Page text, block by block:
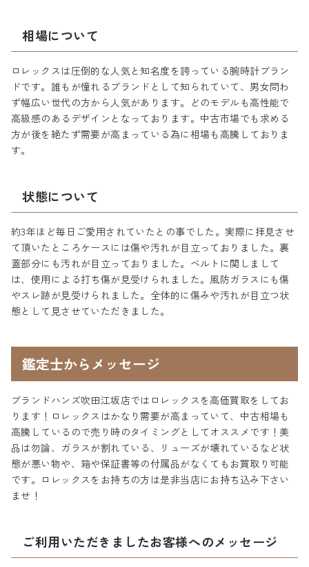
相場について
ロレックスは圧倒的な人気と知名度を誇っている腕時計ブラン
ドです。誰もが憧れるブランドとして知られていて、男女問わ
ず幅広い世代の方から人気があります。どのモデルも高性能で
高級感のあるデザインとなっております。中古市場でも求める
方が後を絶たず需要が高まっている為に相場も高騰しておりま
す。
状態について
約3年ほど毎日ご愛用されていたとの事でした。実際に拝見させ
て頂いたところケースには傷や汚れが目立っておりました。裏
蓋部分にも汚れが目立っておりました。ベルトに関しまして
は、使用による打ち傷が見受けられました。風防ガラスにも傷
やスレ跡が見受けられました。全体的に傷みや汚れが目立つ状
態として見させていただきました。
鑑定士からメッセージ
ブランドハンズ吹田江坂店ではロレックスを高価買取をしてお
ります！ロレックスはかなり需要が高まっていて、中古相場も
高騰しているので売り時のタイミングとしてオススメです！美
品は勿論、ガラスが割れている、リューズが壊れているなど状
態が悪い物や、箱や保証書等の付属品がなくてもお買取り可能
です。ロレックスをお持ちの方は是非当店にお持ち込み下さい
ませ！
ご利用いただきましたお客様へのメッセージ